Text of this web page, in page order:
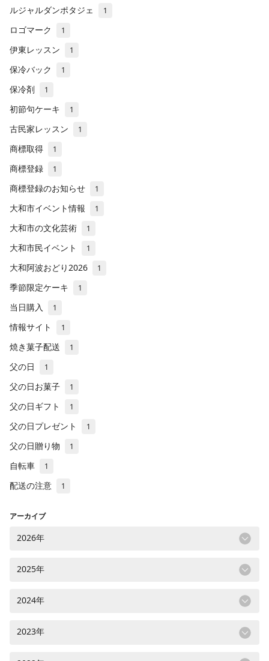
ルジャルダンポタジェ 1
ロゴマーク 1
伊東レッスン 1
保冷バック 1
保冷剤 1
初節句ケーキ 1
古民家レッスン 1
商標取得 1
商標登録 1
商標登録のお知らせ 1
大和市イベント情報 1
大和市の文化芸術 1
大和市民イベント 1
大和阿波おどり2026 1
季節限定ケーキ 1
当日購入 1
情報サイト 1
焼き菓子配送 1
父の日 1
父の日お菓子 1
父の日ギフト 1
父の日プレゼント 1
父の日贈り物 1
自転車 1
配送の注意 1
アーカイブ
2026年
2025年
2024年
2023年